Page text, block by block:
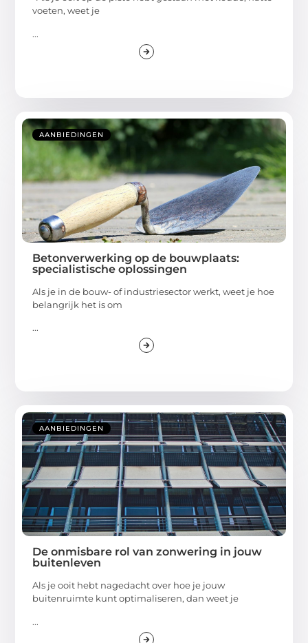
voeten, weet je
...
AANBIEDINGEN
Betonverwerking op de bouwplaats:
specialistische oplossingen
Als je in de bouw- of industriesector werkt, weet je hoe
belangrijk het is om
...
AANBIEDINGEN
De onmisbare rol van zonwering in jouw
buitenleven
Als je ooit hebt nagedacht over hoe je jouw
buitenruimte kunt optimaliseren, dan weet je
...